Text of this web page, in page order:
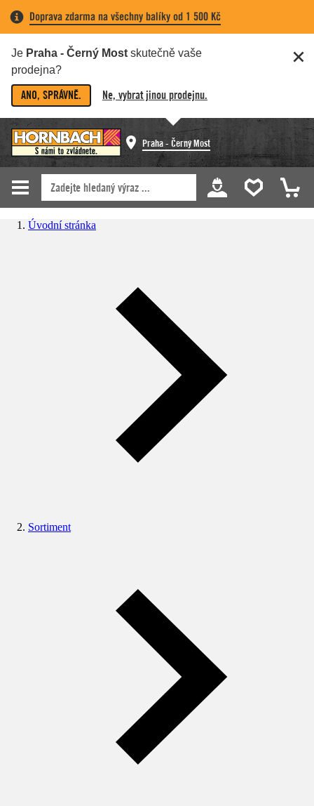
Doprava zdarma na všechny balíky od 1 500 Kč
Je Praha - Černý Most skutečně vaše
prodejna?
ANO, SPRÁVNĚ. Ne, vybrat jinou prodejnu.
Praha - Černý Most
Úvodní stránka
Sortiment